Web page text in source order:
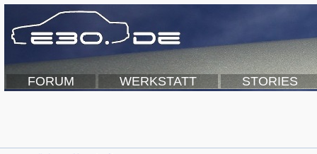
FORUM WERKSTATT STORIES